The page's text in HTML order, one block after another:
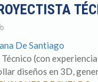
De Santiago
(con
diseños en 3D,